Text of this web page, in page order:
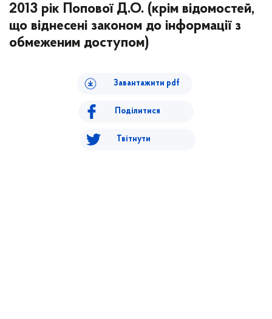
2013 рік Попової Д.О. (крім відомостей,
що віднесені законом до інформації з
обмеженим доступом)
Завантажити pdf
Поділитися
Твітнути